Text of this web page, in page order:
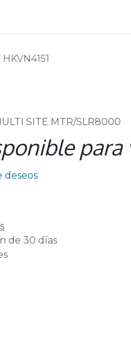
HKVN4151
SITE MTR/SLR8000
para
deseos
de 30 días